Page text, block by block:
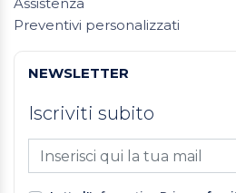
Preventivi personalizzati
NEWSLETTER
Iscriviti subito